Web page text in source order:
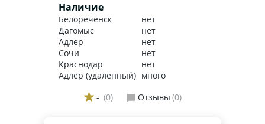
Наличие
Белореченск
нет
Дагомыс
нет
Адлер
нет
Сочи
нет
Краснодар
нет
Адлер (удаленный) много
- (0) Отзывы (0)